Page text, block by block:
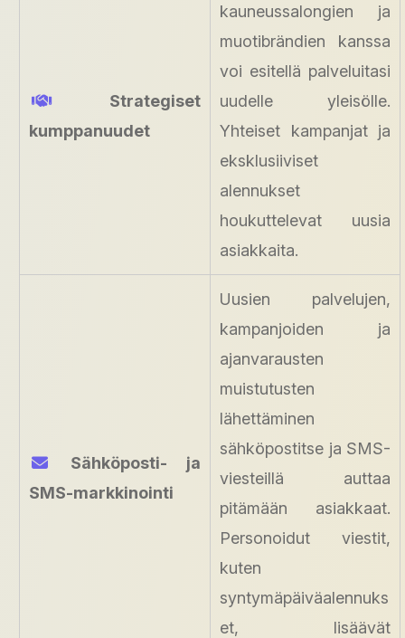
Strategiset
kumppanuudet
kauneussalongien ja
muotibrändien kanssa
voi esitellä palveluitasi
uudelle yleisölle.
Yhteiset kampanjat ja
eksklusiiviset
alennukset
houkuttelevat uusia
asiakkaita.
Sähköposti- ja
SMS-markkinointi
Uusien palvelujen,
kampanjoiden ja
ajanvarausten
muistutusten
lähettäminen
sähköpostitse ja SMS-
viesteillä auttaa
pitämään asiakkaat.
Personoidut viestit,
kuten
syntymäpäiväalennuks
et, lisäävät